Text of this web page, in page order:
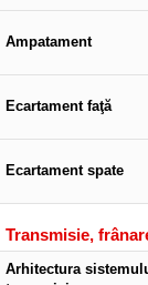
Ampatament
Ecartament faţă
Ecartament spate
Transmisie,
Arhitectura